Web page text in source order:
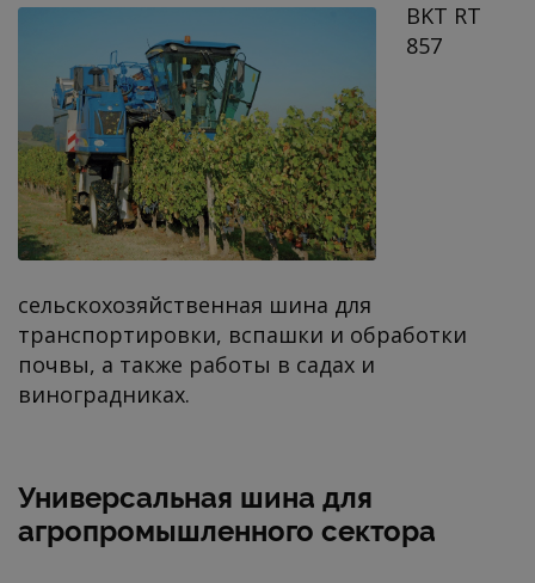
BKT RT
857
сельскохозяйственная шина для
транспортировки, вспашки и обработки
почвы, а также работы в садах и
виноградниках.
Универсальная шина для
агропромышленного сектора